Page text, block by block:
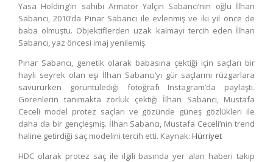
Yasa Holding’in sahibi Armatör Yalçın Sabancı’nın oğlu İlhan
Sabancı, 2010’da Pınar Sabancı ile evlenmiş ve iki yıl önce de
baba olmuştu. Objektiflerden uzak kalmayı tercih eden İlhan
Sabancı, yaz öncesi imaj yenilemiş.
Pınar Sabancı, genetik olarak babasına çektiği için saçları bir
hayli seyrek olan eşi İlhan Sabancı’yı gür saçlarını rüzgarlara
savururken görüntülediği fotoğrafı Instagram’da paylaştı.
Görenlerin tanımakta zorluk çektiği İlhan Sabancı, Mustafa
Ceceli model protez saçları ve gözünde güneş gözlükleri ile
daha da bir gençleşmiş. İlhan Sabancı, Mustafa Ceceli’nin trend
haline getirdiği saç modelini tercih etti. Kaynak: Hürriyet
HDC olarak protez saç ile ilgili basında yer alan haberi takip